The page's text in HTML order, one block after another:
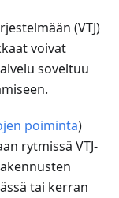
(VTJ)
voivat
soveltuu
poiminta)
rytmissä VTJ-
tai kerran